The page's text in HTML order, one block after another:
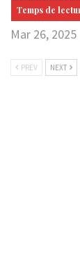
Mar 26, 2025
PREV NEXT